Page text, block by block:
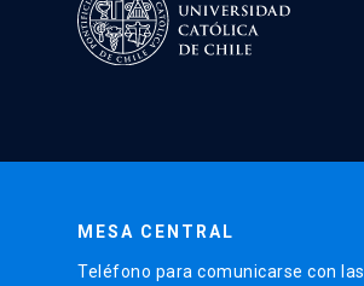
MESA CENTRAL
Teléfono para comunicarse con las